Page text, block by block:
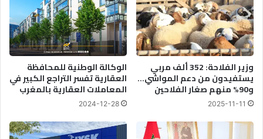
وزير الفلاحة: 352 ألف مربي
يستفيدون من دعم المواشي…
و90% منهم صغار الفلاحين
2025-11-11
الوكالة الوطنية للمحافظة
العقارية تفسر التراجع الكبير في
المعاملات العقارية بالمغرب
2024-12-28